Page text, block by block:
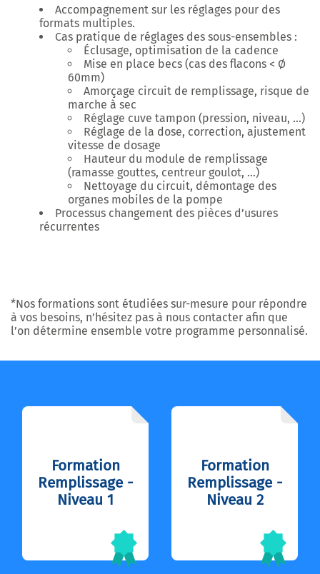
Accompagnement sur les réglages pour des
formats multiples.
Cas pratique de réglages des sous-ensembles :
Éclusage, optimisation de la cadence
Mise en place becs (cas des flacons < Ø
60mm)
Amorçage circuit de remplissage, risque de
marche à sec
Réglage cuve tampon (pression, niveau, …)
Réglage de la dose, correction, ajustement
vitesse de dosage
Hauteur du module de remplissage
(ramasse gouttes, centreur goulot, …)
Nettoyage du circuit, démontage des
organes mobiles de la pompe
Processus changement des pièces d’usures
récurrentes
*Nos formations sont étudiées sur-mesure pour répondre
à vos besoins, n’hésitez pas à nous contacter afin que
l’on détermine ensemble votre programme personnalisé.
Formation
Remplissage -
Niveau 1
Formation
Remplissage -
Niveau 2